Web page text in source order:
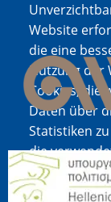
Website
die eine
Nutzung der
Cookies,
Daten über
Statistiken
die
Werbung
Bild
Bild